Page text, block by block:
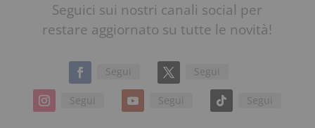
Seguici sui nostri canali social per
restare aggiornato su tutte le novità!
Segui Segui
Segui Segui Segui